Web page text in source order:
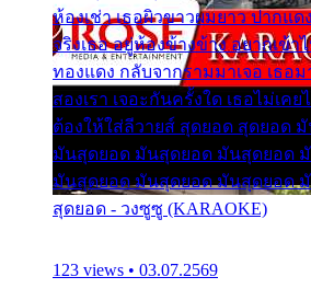
ห้องเช่า เธอผิวขาวผมยาว ปากแ
จริงเธอ อยู่ห้องข้างข้าง อยากเข้า
ทองแดง กลับจากรามมาเจอ เธอ
สองเรา เจอะกันครั้งใด เธอไม่เค
ต้องให้ใส่ลีวายส์ สุดยอด สุดยอด
มันสุดยอด มันสุดยอด มันสุดยอด
มันสุดยอด มันสุดยอด มันสุดยอด
สุดยอด - วงซูซู (KARAOKE)
123 views • 03.07.2569